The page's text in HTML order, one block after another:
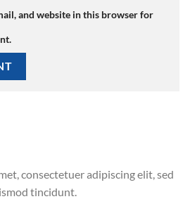
and website in this browser for
consectetuer adipiscing elit, sed
tincidunt.